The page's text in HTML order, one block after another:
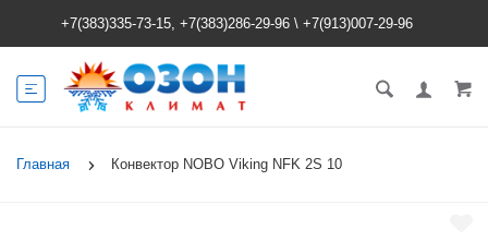
+7(383)335-73-15, +7(383)286-29-96 \ +7(913)007-29-96
Главная Конвектор NOBO Viking NFK 2S 10